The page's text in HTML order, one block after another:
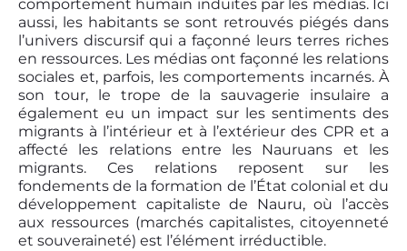
comportement humain induites par les médias. Ici
aussi, les habitants se sont retrouvés piégés dans
l’univers discursif qui a façonné leurs terres riches
en ressources. Les médias ont façonné les relations
sociales et, parfois, les comportements incarnés. À
son tour, le trope de la sauvagerie insulaire a
également eu un impact sur les sentiments des
migrants à l’intérieur et à l’extérieur des CPR et a
affecté les relations entre les Nauruans et les
migrants. Ces relations reposent sur les
fondements de la formation de l’État colonial et du
développement capitaliste de Nauru, où l’accès
aux ressources (marchés capitalistes, citoyenneté
et souveraineté) est l’élément irréductible.